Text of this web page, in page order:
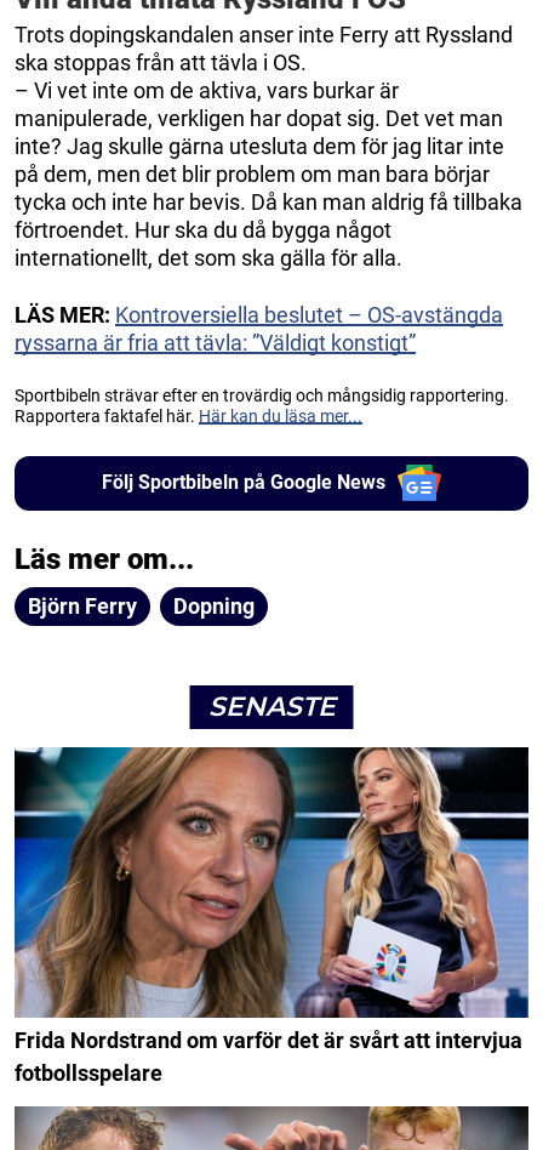
Trots dopingskandalen anser inte Ferry att Ryssland
ska stoppas från att tävla i OS.
– Vi vet inte om de aktiva, vars burkar är
manipulerade, verkligen har dopat sig. Det vet man
inte? Jag skulle gärna utesluta dem för jag litar inte
på dem, men det blir problem om man bara börjar
tycka och inte har bevis. Då kan man aldrig få tillbaka
förtroendet. Hur ska du då bygga något
internationellt, det som ska gälla för alla.
LÄS MER: Kontroversiella beslutet – OS-avstängda
ryssarna är fria att tävla: ”Väldigt konstigt”
Sportbibeln strävar efter en trovärdig och mångsidig rapportering.
Rapportera faktafel här. Här kan du läsa mer...
Följ Sportbibeln på Google News
Läs mer om...
Björn Ferry Dopning
SENASTE
Frida Nordstrand om varför det är svårt att intervjua
fotbollsspelare